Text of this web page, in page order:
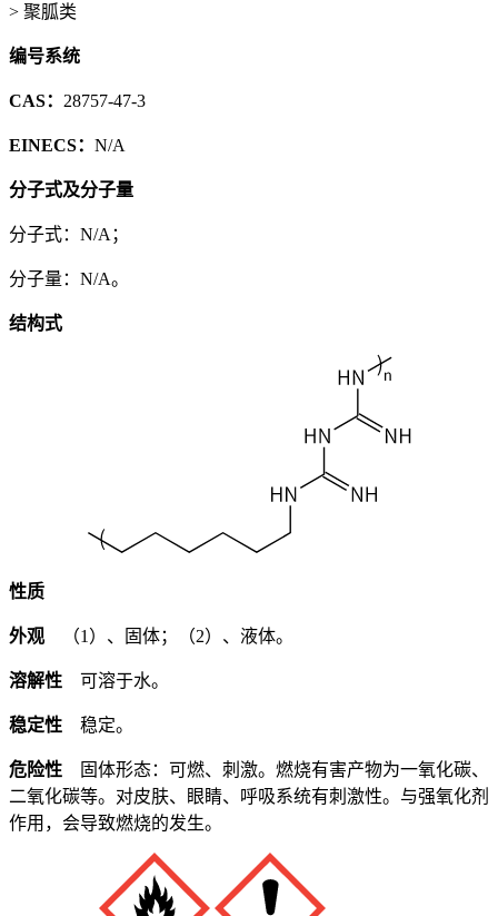
> 聚胍类
编号系统
CAS： 28757-47-3
EINECS： N/A
分子式及分子量
分子式：N/A；
分子量：N/A。
结构式
性质
外观 （1）、固体；（2）、液体。
溶解性 可溶于水。
稳定性 稳定。
危险性
固体形态：可燃、刺激。燃烧有害产物为一氧化碳、
二氧化碳等。对皮肤、眼睛、呼吸系统有刺激性。与强氧化剂
作用，会导致燃烧的发生。